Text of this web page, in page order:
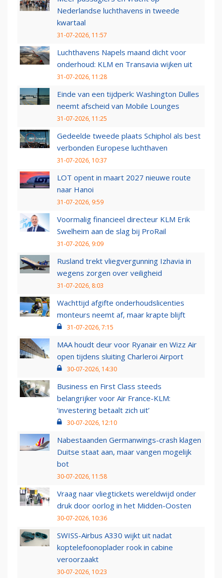
Nederlandse luchthavens in tweede
kwartaal
31-07-2026, 11:57
Luchthavens Napels maand dicht voor
onderhoud: KLM en Transavia wijken uit
31-07-2026, 11:28
Einde van een tijdperk: Washington Dulles
neemt afscheid van Mobile Lounges
31-07-2026, 11:25
Gedeelde tweede plaats Schiphol als best
verbonden Europese luchthaven
31-07-2026, 10:37
LOT opent in maart 2027 nieuwe route
naar Hanoi
31-07-2026, 9:59
Voormalig financieel directeur KLM Erik
Swelheim aan de slag bij ProRail
31-07-2026, 9:09
Rusland trekt vliegvergunning Izhavia in
wegens zorgen over veiligheid
31-07-2026, 8:03
Wachttijd afgifte onderhoudslicenties
monteurs neemt af, maar krapte blijft
31-07-2026, 7:15
MAA houdt deur voor Ryanair en Wizz Air
open tijdens sluiting Charleroi Airport
30-07-2026, 14:30
Business en First Class steeds
belangrijker voor Air France-KLM:
‘investering betaalt zich uit’
30-07-2026, 12:10
Nabestaanden Germanwings-crash klagen
Duitse staat aan, maar vangen mogelijk
bot
30-07-2026, 11:58
Vraag naar vliegtickets wereldwijd onder
druk door oorlog in het Midden-Oosten
30-07-2026, 10:36
SWISS-Airbus A330 wijkt uit nadat
koptelefoonoplader rook in cabine
veroorzaakt
30-07-2026, 10:23